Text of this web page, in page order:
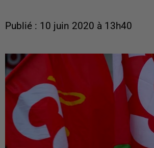
Publié : 10 juin 2020 à 13h40